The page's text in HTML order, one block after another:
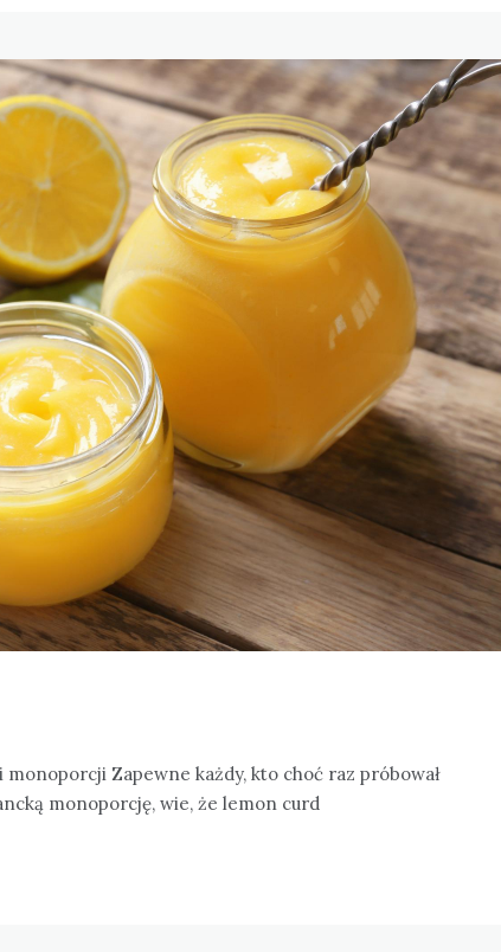
Zapewne każdy, kto choć raz próbował
monoporcję, wie, że lemon curd